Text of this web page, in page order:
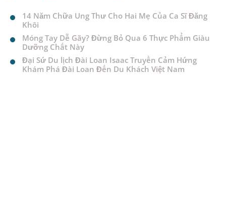
14 Năm Chữa Ung Thư Cho Hai Mẹ Của Ca Sĩ Đăng
Khôi
Móng Tay Dễ Gãy? Đừng Bỏ Qua 6 Thực Phẩm Giàu
Dưỡng Chất Này
Đại Sứ Du lịch Đài Loan Isaac Truyền Cảm Hứng
Khám Phá Đài Loan Đến Du Khách Việt Nam